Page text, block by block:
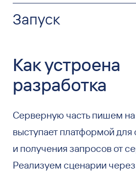
Запуск
Как устроена
разработка
Серверную часть пишем
выступает платформой для
и получения запросов от
Реализуем сценарии